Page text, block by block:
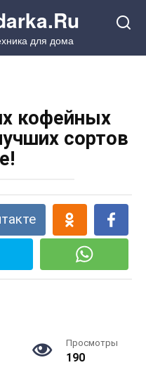
для дома
кофейных
сортов
Просмотры
190